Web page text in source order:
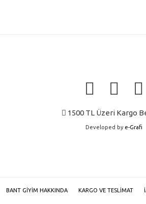
1500 TL Üzeri Kargo
Developed by e-Grafi
BANT GIYIM HAKKINDA KARGO VE TESLIMAT